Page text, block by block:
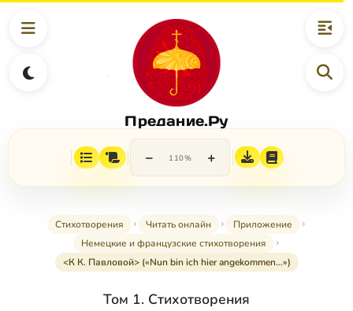
Предание.Ру
− 110% +
Стихотворения Читать онлайн
Приложение
Немецкие и французские стихотворения
<К К. Павловой> («Nun bin ich hier angekommen…»)
Том 1. Стихотворения